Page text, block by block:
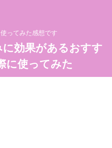
ってみた感想です
効果があるおすす
に使ってみた